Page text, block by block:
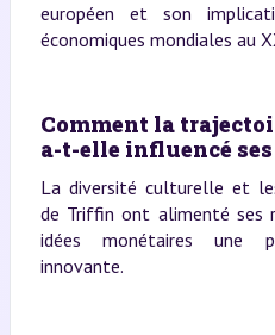
européen et son
économiques mondiales au
Comment la
a-t-elle influencé
La diversité culturelle et
de Triffin ont alimenté ses
idées monétaires une
innovante.